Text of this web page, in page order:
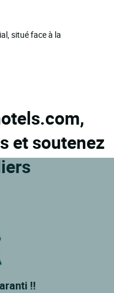
situé face à la
et soutenez
!!